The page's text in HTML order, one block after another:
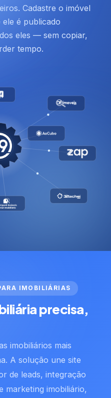
Cadastre o imóvel
é publicado
eles — sem copiar,
tempo.
IMOBILIÁRIAS
precisa,
imobiliários mais
A solução une site
de leads, integração
marketing imobiliário,